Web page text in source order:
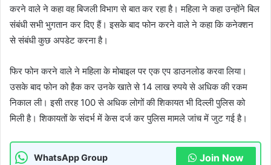
करने वाले ने कहा वह बिजली विभाग से बात कर रहा है। महिला ने कहा उन्होंने बिल
संबंधी सभी भुगतान कर दिए हैं। इसके बाद फोन करने वाले ने कहा कि कनेक्शन
से संबंधी कुछ अपडेट करना है।
फिर फोन करने वाले ने महिला के मोबाइल पर एक एप डाउनलोड करवा लिया।
उसके बाद फोन को हैक कर उनके खाते से 14 लाख रुपये से अधिक की रकम
निकाल ली। इसी तरह 100 से अधिक लोगों की शिकायत भी दिल्ली पुलिस को
मिली है। शिकायतों के संदर्भ में केस दर्ज कर पुलिस मामले जांच में जुट गई है।
WhatsApp Group Join Now